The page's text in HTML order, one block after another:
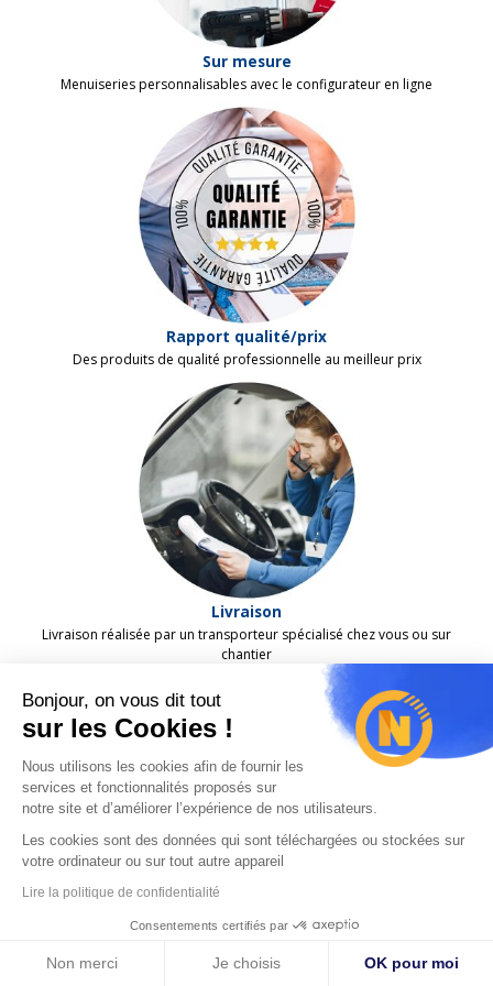
 AJOUTER AU PANIER
Étapes obligatoires **3x sans frais à partir de 500 € TTC
Sur mesure
Menuiseries personnalisables avec le configurateur en ligne
Rapport qualité/prix
Des produits de qualité professionnelle au meilleur prix
Livraison
Livraison réalisée par un transporteur spécialisé chez vous ou sur
chantier
Sur rendez-vous récupérez votre commande en magasin sans frais
Bonjour, on vous dit tout
sur les Cookies !
Nous utilisons les cookies afin de fournir les
services et fonctionnalités proposés sur
notre site et d’améliorer l’expérience de nos utilisateurs.
Les cookies sont des données qui sont téléchargées ou stockées sur
votre ordinateur ou sur tout autre appareil
Lire la politique de confidentialité
Consentements certifiés par
Non merci Je choisis OK pour moi